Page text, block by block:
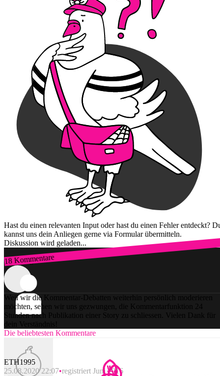
Hast du einen relevanten Input oder hast du einen Fehler entdeckt?
kannst uns dein Anliegen gerne via Formular übermitteln.
Diskussion wird geladen...
18 Kommentare
Zum Login
Weil wir die Kommentar-Debatten weiterhin persönlich moderieren
möchten, sehen wir uns gezwungen, die Kommentarfunktion 24
Stunden nach Publikation einer Story zu schliessen. Vielen Dank für
dein Verständnis!
Die beliebtesten Kommentare
ETH1995
25.08.2020 22:07 registriert Juni 2016